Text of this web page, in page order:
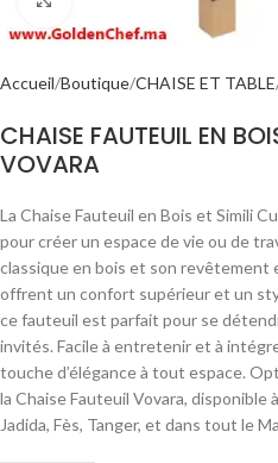
Accueil Boutique CHAISE ET TABLE
CHAISE FAUTEUIL EN
VOVARA
La Chaise Fauteuil en Bois et Simili
pour créer un espace de vie ou de
classique en bois et son revêtement
offrent un confort supérieur et un
ce fauteuil est parfait pour se
invités. Facile à entretenir et à
touche d’élégance à tout espace.
la Chaise Fauteuil Vovara, disponible
Jadida, Fès, Tanger, et dans tout le